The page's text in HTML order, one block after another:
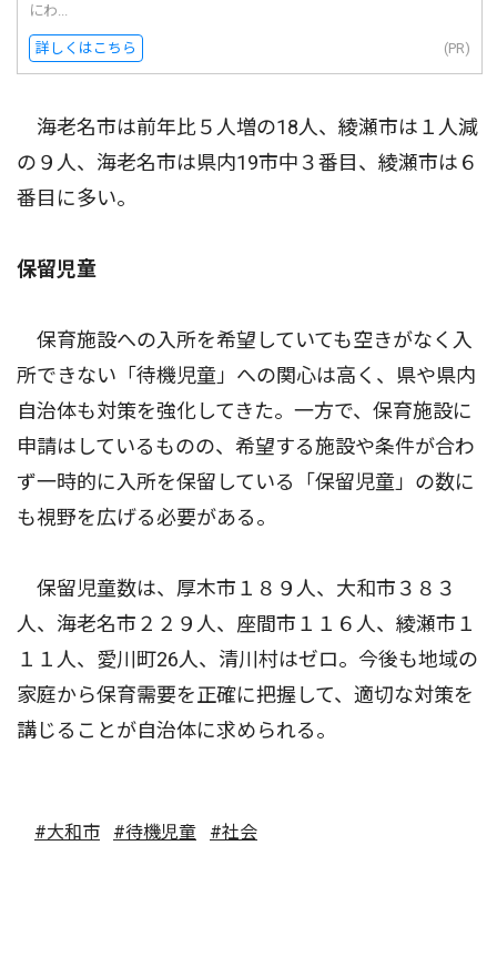
にわ...
詳しくはこちら (PR)
海老名市は前年比５人増の18人、綾瀬市は１人減
の９人、海老名市は県内19市中３番目、綾瀬市は６
番目に多い。
保留児童
保育施設への入所を希望していても空きがなく入
所できない「待機児童」への関心は高く、県や県内
自治体も対策を強化してきた。一方で、保育施設に
申請はしているものの、希望する施設や条件が合わ
ず一時的に入所を保留している「保留児童」の数に
も視野を広げる必要がある。
保留児童数は、厚木市１８９人、大和市３８３
人、海老名市２２９人、座間市１１６人、綾瀬市１
１１人、愛川町26人、清川村はゼロ。今後も地域の
家庭から保育需要を正確に把握して、適切な対策を
講じることが自治体に求められる。
#大和市 #待機児童 #社会